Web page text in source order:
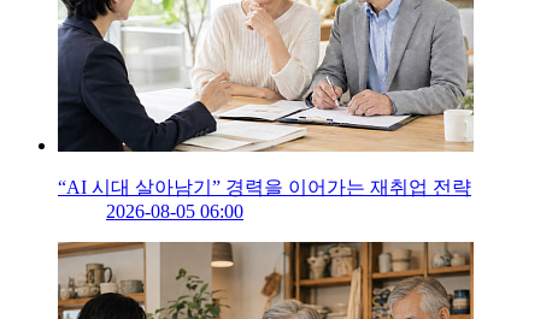
“AI 시대 살아남기” 경력을 이어가는 재취업 전략
2026-08-05 06:00